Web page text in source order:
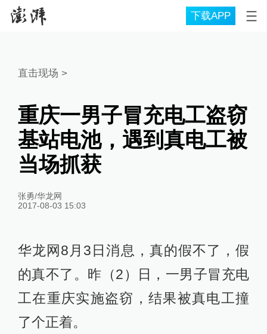
下载APP
直击现场 >
重庆一男子冒充电工盗窃
基站电池，遇到真电工被
当场抓获
张勇/华龙网
2017-08-03 15:03
华龙网8月3日消息，真的假不了，假
的真不了。昨（2）日，一男子冒充电
工在重庆实施盗窃，结果被真电工撞
了个正着。